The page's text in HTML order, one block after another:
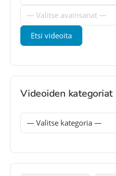
Videoiden kategoriat